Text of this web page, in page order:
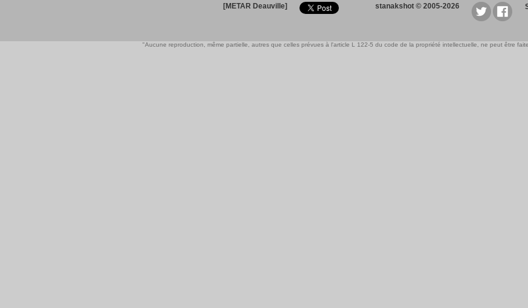
[METAR Deauville] stanakshot © 2005-2026
"Aucune reproduction, même partielle, autres que celles prévues à l'article L 122-5 du code de la propriété intellectuelle, ne peut être